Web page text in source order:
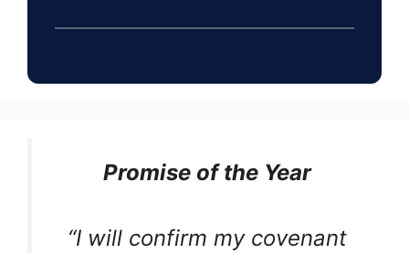
Promise of the Year
“I will confirm my covenant